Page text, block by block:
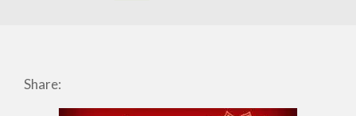
Share: